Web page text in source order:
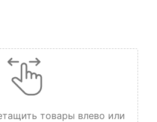
товары влево или